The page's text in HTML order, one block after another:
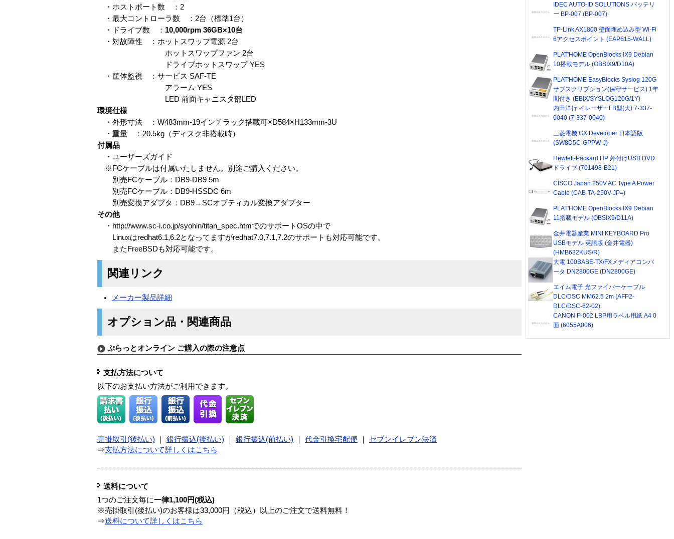
・ホストポート数 ：2
・最大コントローラ数 ：2台（標準1台）
・ドライブ数 ： 10,000rpm 36GB×10台
・対故障性 ：ホットスワップ電源 2台
ホットスワップファン 2台
ドライブホットスワップ YES
・筐体監視 ：サービス SAF-TE
アラーム YES
LED 前面キャニスタ部LED
環境仕様
・外形寸法 ：W483mm-19インチラック搭載可×D584×H133mm-3U
・重量 ：20.5kg（ディスク非搭載時）
付属品
・ユーザーズガイド
※FCケーブルは付属いたしません。別途ご購入ください。
別売FCケーブル：DB9-DB9 5m
別売FCケーブル：DB9-HSSDC 6m
別売変換アダプタ：DB9→SCオプティカル変換アダプター
その他
・http://www.sc-i.co.jp/syohin/titan_spec.htmでのサポートOSの中で
Linuxはredhat6.1,6.2となってますがredhat7.0,7.1,7.2のサポートも対応可能です。
またFreeBSDも対応可能です。
関連リンク
メーカー製品詳細
オプション品・関連商品
ぷらっとオンライン ご購入の際の注意点
支払方法について
以下のお支払い方法がご利用できます。
売掛取引(後払い) 銀行振込(後払い) 銀行振込(前払い) 代金引換宅配便
セブンイレブン決済
⇒支払方法について詳しくはこちら
送料について
1つのご注文毎に一律1,100円(税込)
※売掛取引(後払い)のお客様は33,000円（税込）以上のご注文で送料無料！
⇒送料について詳しくはこちら
IDEC AUTO-ID SOLUTIONS バッテリ
ー BP-007 (BP-007)
TP-Link AX1800 壁面埋め込み型 Wi-Fi
6アクセスポイント (EAP615-WALL)
PLAT'HOME OpenBlocks IX9 Debian
10搭載モデル (OBSIX9/D10A)
PLAT'HOME EasyBlocks Syslog 120G
サブスクリプション(保守サービス) 1年
間付き (EBIX/SYSLOG120G/1Y)
内田洋行 イレーザーFB型(大) 7-337-
0040 (7-337-0040)
三菱電機 GX Developer 日本語版
(SW8D5C-GPPW-J)
Hewlett-Packard HP 外付けUSB DVD
ドライブ (701498-B21)
CISCO Japan 250V AC Type A Power
Cable (CAB-TA-250V-JP=)
PLAT'HOME OpenBlocks IX9 Debian
11搭載モデル (OBSIX9/D11A)
金井電器産業 MINI KEYBOARD Pro
USBモデル 英語版 (金井電器)
(HMB632KUS/R)
大電 100BASE-TX/FXメディアコンバ
ータ DN2800GE (DN2800GE)
エイム電子 光ファイバーケーブル
DLC/DSC MM62.5 2m (AFP2-
DLC/DSC-62-02)
CANON P-002 LBP用ラベル用紙 A4 0
面 (6055A006)